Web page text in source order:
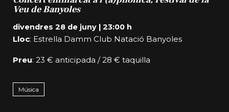
Veu de Banyoles
divendres 28 de juny| 23:00 h
Lloc: Estrella Damm Club Natació Banyoles
Preu: 23 € anticipada / 28 € taquilla
Música